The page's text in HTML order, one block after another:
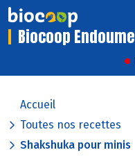
Biocoop Endoume
Accueil
Toutes nos recettes
Shakshuka pour minis